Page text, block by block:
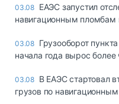
03.08 ЕАЭС запустил
навигационным пломбам
03.08 Грузооборот
начала года вырос
03.08 В ЕАЭС стартовал
грузов по